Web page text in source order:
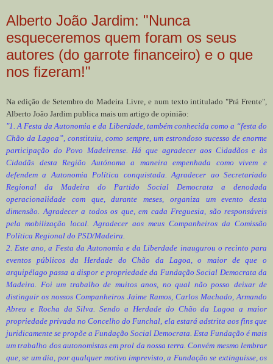
Alberto João Jardim: "Nunca
esqueceremos quem foram os seus
autores (do garrote financeiro) e o que
nos fizeram!"
Na edição de Setembro do Madeira Livre, e num texto intitulado "Prá Frente",
Alberto João Jardim publica mais um artigo de opinião:
"1. A Festa da Autonomia e da Liberdade, também conhecida como a “festa do
Chão da Lagoa”, constituiu, como sempre, um estrondoso sucesso de enorme
participação do Povo Madeirense. Há que agradecer aos Cidadãos e às
Cidadãs desta Região Autónoma a maneira empenhada como vivem e
defendem a Autonomia Política conquistada. Agradecer ao Secretariado
Regional da Madeira do Partido Social Democrata a denodada
operacionalidade com que, durante meses, organiza um evento desta
dimensão. Agradecer a todos os que, em cada Freguesia, são responsáveis
pela mobilização local. Agradecer aos meus Companheiros da Comissão
Política Regional do PSD/Madeira.
2. Este ano, a Festa da Autonomia e da Liberdade inaugurou o recinto para
eventos públicos da Herdade do Chão da Lagoa, o maior de que o
arquipélago passa a dispor e propriedade da Fundação Social Democrata da
Madeira. Foi um trabalho de muitos anos, no qual não posso deixar de
distinguir os nossos Companheiros Jaime Ramos, Carlos Machado, Armando
Abreu e Rocha da Silva. Sendo a Herdade do Chão da Lagoa a maior
propriedade privada no Concelho do Funchal, ela estará adstrita aos fins que
juridicamente se propõe a Fundação Social Democrata. Esta Fundação é mais
um trabalho dos autonomistas em prol da nossa terra. Convém mesmo lembrar
que, se um dia, por qualquer motivo imprevisto, a Fundação se extinguisse, os